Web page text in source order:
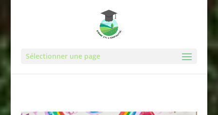
Sélectionner une page